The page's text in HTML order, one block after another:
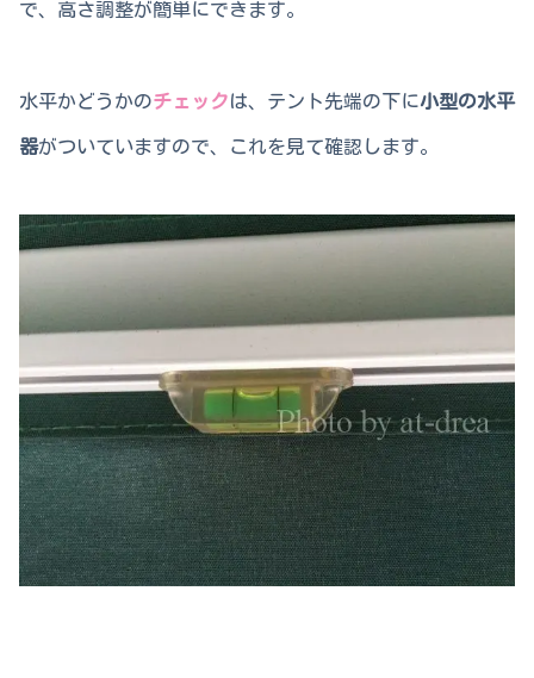
で、高さ調整が簡単にできます。
水平かどうかのチェックは、テント先端の下に小型の水平
器がついていますので、これを見て確認します。